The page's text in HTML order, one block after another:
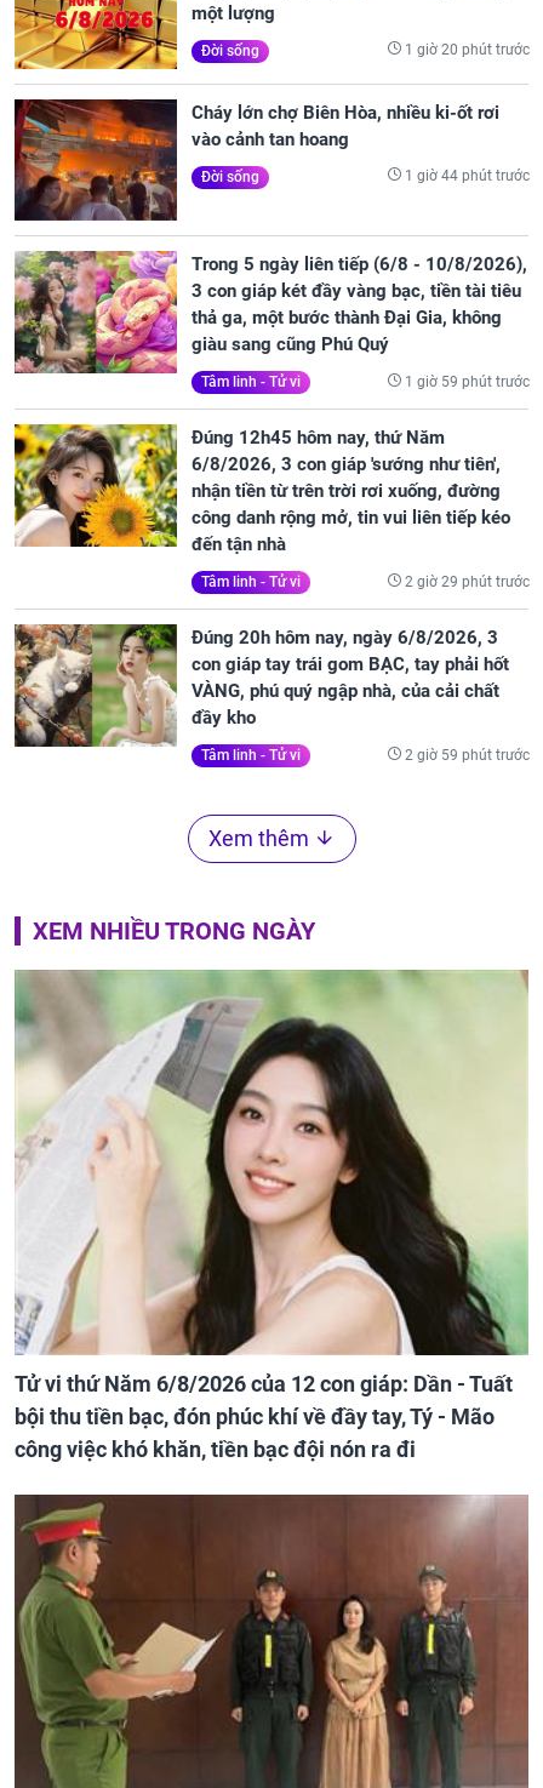
một lượng
Đời sống 1 giờ 20 phút trước
Cháy lớn chợ Biên Hòa, nhiều ki-ốt rơi
vào cảnh tan hoang
Đời sống 1 giờ 44 phút trước
Trong 5 ngày liên tiếp (6/8 - 10/8/2026),
3 con giáp két đầy vàng bạc, tiền tài tiêu
thả ga, một bước thành Đại Gia, không
giàu sang cũng Phú Quý
Tâm linh - Tử vi 1 giờ 59 phút trước
Đúng 12h45 hôm nay, thứ Năm
6/8/2026, 3 con giáp 'sướng như tiên',
nhận tiền từ trên trời rơi xuống, đường
công danh rộng mở, tin vui liên tiếp kéo
đến tận nhà
Tâm linh - Tử vi 2 giờ 29 phút trước
Đúng 20h hôm nay, ngày 6/8/2026, 3
con giáp tay trái gom BẠC, tay phải hốt
VÀNG, phú quý ngập nhà, của cải chất
đầy kho
Tâm linh - Tử vi 2 giờ 59 phút trước
Xem thêm
XEM NHIỀU TRONG NGÀY
Tử vi thứ Năm 6/8/2026 của 12 con giáp: Dần - Tuất
bội thu tiền bạc, đón phúc khí về đầy tay, Tý - Mão
công việc khó khăn, tiền bạc đội nón ra đi